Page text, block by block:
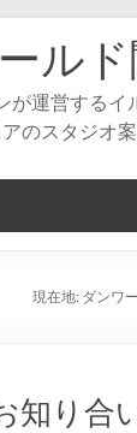
ル
が運営するイ
のスタジオ
現在地: ダンワ
知り合